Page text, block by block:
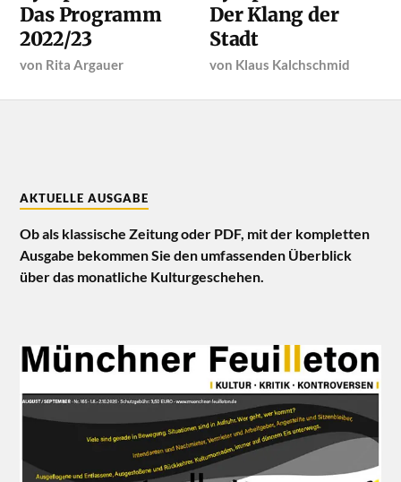
Das Programm
2022/23
von Rita Argauer
Der Klang der
Stadt
von Klaus Kalchschmid
AKTUELLE AUSGABE
Ob als klassische Zeitung oder PDF, mit der kompletten
Ausgabe bekommen Sie den umfassenden Überblick
über das monatliche Kulturgeschehen.